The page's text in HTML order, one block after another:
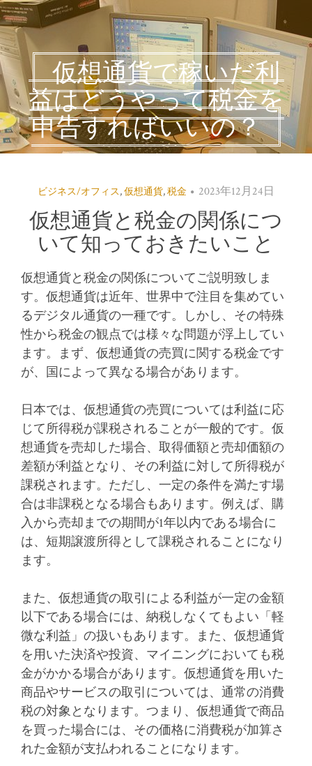
仮想通貨で稼いだ利
益はどうやって税金を
申告すればいいの？
ビジネス/オフィス,仮想通貨,税金 2023年12月24日
仮想通貨と税金の関係につ
いて知っておきたいこと
仮想通貨と税金の関係についてご説明致しま
す。 仮想通貨は近年、世界中で注目を集めてい
るデジタル通貨の一種です。しかし、その特殊
性から税金の観点では様々な問題が浮上してい
ます。まず、仮想通貨の売買に関する税金です
が、国によって異なる場合があります。
日本では、仮想通貨の売買については利益に応
じて所得税が課税されることが一般的です。仮
想通貨を売却した場合、取得価額と売却価額の
差額が利益となり、その利益に対して所得税が
課税されます。ただし、一定の条件を満たす場
合は非課税となる場合もあります。例えば、購
入から売却までの期間が1年以内である場合に
は、短期譲渡所得として課税されることになり
ます。
また、仮想通貨の取引による利益が一定の金額
以下である場合には、納税しなくてもよい「軽
微な利益」の扱いもあります。また、仮想通貨
を用いた決済や投資、マイニングにおいても税
金がかかる場合があります。仮想通貨を用いた
商品やサービスの取引については、通常の消費
税の対象となります。つまり、仮想通貨で商品
を買った場合には、その価格に消費税が加算さ
れた金額が支払われることになります。